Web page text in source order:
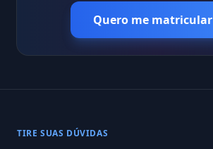
Quero me matricular
TIRE SUAS DÚVIDAS